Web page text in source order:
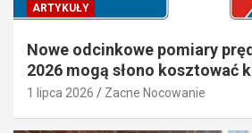
ARTYKUŁY
Nowe odcinkowe pomiary
2026 mogą słono kosztować
1 lipca 2026 Zacne Nocowanie